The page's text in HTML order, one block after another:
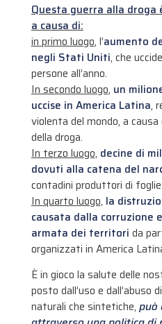
Questa guerra alla
a causa di:
in primo luogo, l’aumento
negli Stati Uniti, che
persone all’anno.
In secondo luogo, un
uccise in America Latina,
violenta del mondo, a
della droga.
In terzo luogo, decine di
dovuti alla catena del
contadini produttori di foglie
In quarto luogo, la
causata dalla corruzione
armata dei territori da
organizzati in America
È in gioco la salute delle
posto dall’uso e dall’abuso
naturali che sintetiche, può